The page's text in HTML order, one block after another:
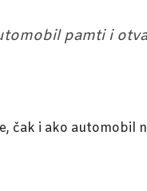
pamti i
čak i ako automobil